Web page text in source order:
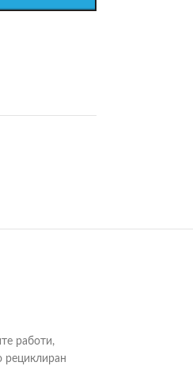
работи,
рециклиран